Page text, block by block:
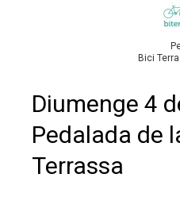
Bici
Diumenge 4
Pedalada de
Terrassa